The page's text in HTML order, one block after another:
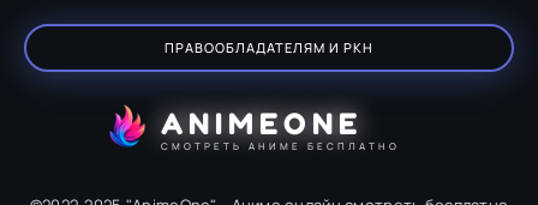
ПРАВООБЛАДАТЕЛЯМ И РКН
ANIMEONE
СМОТРЕТЬ АНИМЕ БЕСПЛАТНО